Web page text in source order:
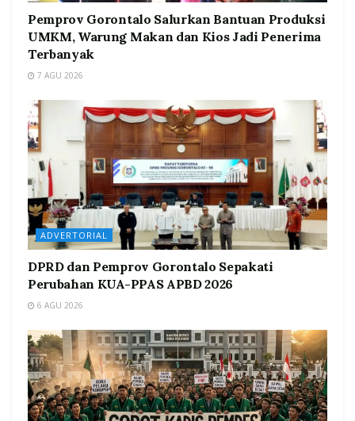
Pemprov Gorontalo Salurkan Bantuan Produksi
UMKM, Warung Makan dan Kios Jadi Penerima
Terbanyak
7 AGU 2026
ADVERTORIAL
DPRD dan Pemprov Gorontalo Sepakati
Perubahan KUA-PPAS APBD 2026
6 AGU 2026